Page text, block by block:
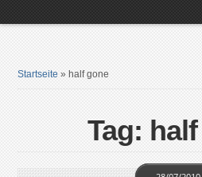
Startseite » half gone
Tag: